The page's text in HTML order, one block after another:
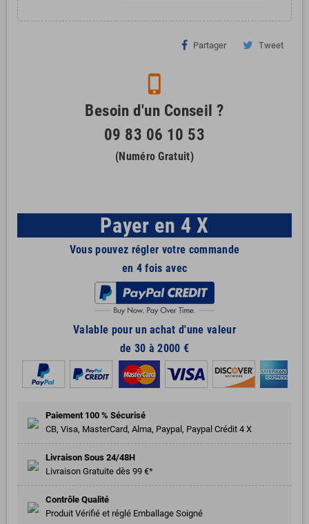
Partager Tweet
phone_iphone
Besoin d'un Conseil ?
09 83 06 10 53
(Numéro Gratuit)
Payer en 4 X
Vous pouvez régler votre commande
en 4 fois avec
Valable pour un achat d'une valeur
de 30 à 2000 €
Paiement 100 % Sécurisé
CB, Visa, MasterCard, Alma, Paypal, Paypal Crédit 4 X
Livraison Sous 24/48H
Livraison Gratuite dès 99 €*
Contrôle Qualité
Produit Vérifié et réglé Emballage Soigné